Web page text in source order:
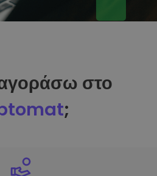
αγοράσω στο
;